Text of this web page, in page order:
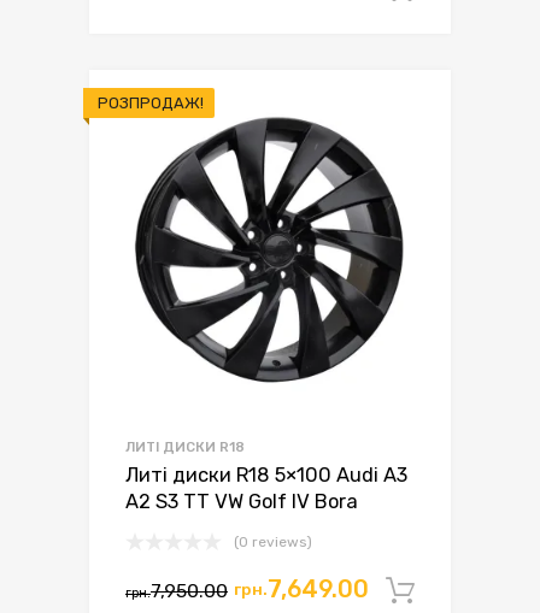
РОЗПРОДАЖ!
ЛИТІ ДИСКИ R18
Литі диски R18 5×100 Audi A3
A2 S3 TT VW Golf IV Bora
(0 reviews)
грн.7,950.00 грн.7,649.00